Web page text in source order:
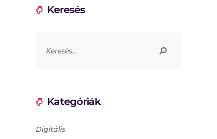
Keresés
Kategóriák
Digitális